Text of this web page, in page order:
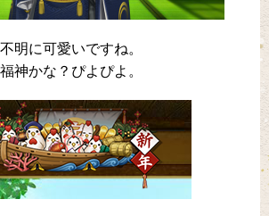
明に可愛いですね。
神かな？ぴよぴよ。